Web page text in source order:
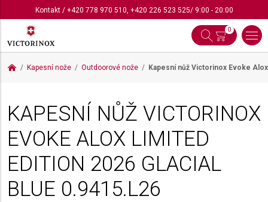
Kontakt/ +420 778 970 510, +420 226 523 525/ 9:00 - 20:00
0
Kapesní nože Outdoorové nože Kapesní nůž Victorinox Evoke
KAPESNÍ NŮŽ VICTORINOX
EVOKE ALOX LIMITED
EDITION 2026 GLACIAL
BLUE 0.9415.L26